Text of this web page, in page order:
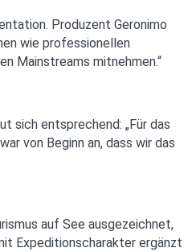
Produzent Geronimo
wie professionellen
Mainstreams mitnehmen.“
sich entsprechend: „Für das
von Beginn an, dass wir das
auf See ausgezeichnet,
Expeditionscharakter ergänzt